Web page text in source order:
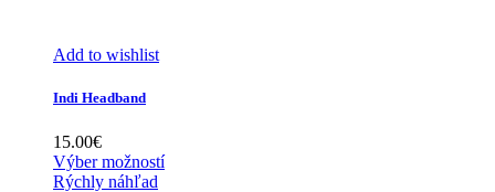
Add to wishlist
Indi Headband
15.00€
Výber možností
Rýchly náhľad